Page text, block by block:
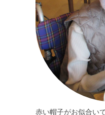
赤い帽子がお似合い